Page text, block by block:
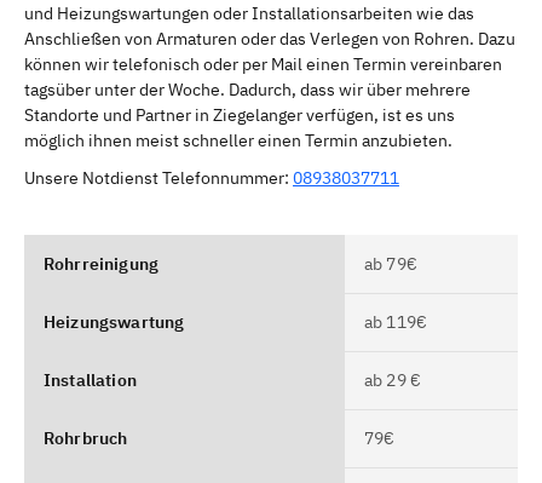
und Heizungswartungen oder Installationsarbeiten wie das
Anschließen von Armaturen oder das Verlegen von Rohren. Dazu
können wir telefonisch oder per Mail einen Termin vereinbaren
tagsüber unter der Woche. Dadurch, dass wir über mehrere
Standorte und Partner in Ziegelanger verfügen, ist es uns
möglich ihnen meist schneller einen Termin anzubieten.
Unsere Notdienst Telefonnummer: 08938037711
Rohrreinigung ab 79€
Heizungswartung ab 119€
Installation ab 29 €
Rohrbruch 79€